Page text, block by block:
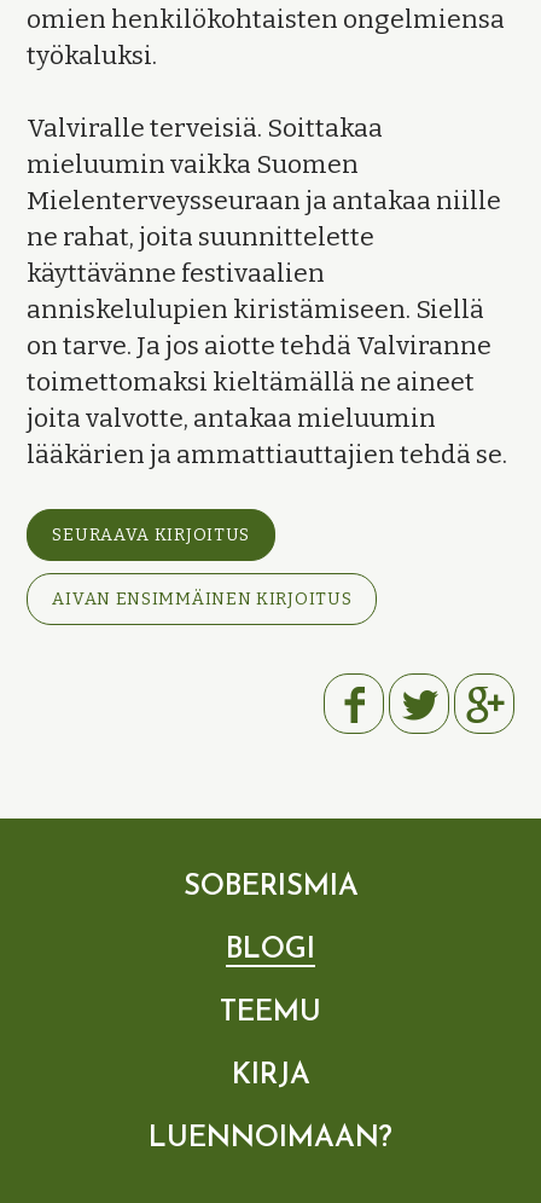
omien henkilökohtaisten ongelmiensa
työkaluksi.
Valviralle terveisiä. Soittakaa
mieluumin vaikka Suomen
Mielenterveysseuraan ja antakaa niille
ne rahat, joita suunnittelette
käyttävänne festivaalien
anniskelulupien kiristämiseen. Siellä
on tarve. Ja jos aiotte tehdä Valviranne
toimettomaksi kieltämällä ne aineet
joita valvotte, antakaa mieluumin
lääkärien ja ammattiauttajien tehdä se.
SEURAAVA KIRJOITUS
AIVAN ENSIMMÄINEN KIRJOITUS
SOBERISMIA
BLOGI
TEEMU
KIRJA
LUENNOIMAAN?